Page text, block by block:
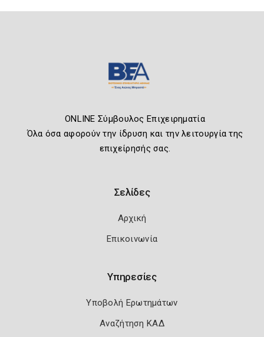
ONLINE Σύμβουλος Επιχειρηματία
Όλα όσα αφορούν την ίδρυση και την λειτουργία της
επιχείρησής σας.
Σελίδες
Αρχική
Επικοινωνία
Υπηρεσίες
Υποβολή Ερωτημάτων
Αναζήτηση ΚΑΔ